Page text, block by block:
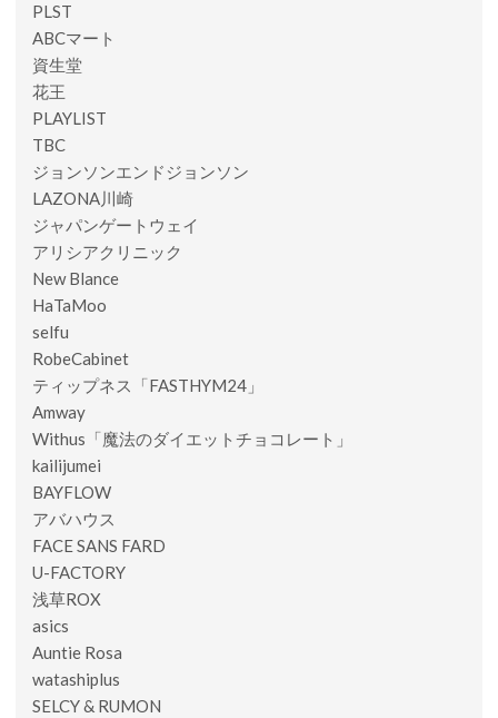
PLST
ABCマート
資生堂
花王
PLAYLIST
TBC
ジョンソンエンドジョンソン
LAZONA川崎
ジャパンゲートウェイ
アリシアクリニック
New Blance
HaTaMoo
selfu
RobeCabinet
ティップネス「FASTHYM24」
Amway
Withus「魔法のダイエットチョコレート」
kailijumei
BAYFLOW
アバハウス
FACE SANS FARD
U-FACTORY
浅草ROX
asics
Auntie Rosa
watashiplus
SELCY & RUMON